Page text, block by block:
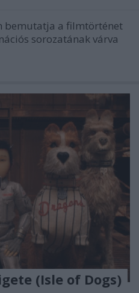
bemutatja a filmtörténet
sorozatának várva
(Isle of Dogs)